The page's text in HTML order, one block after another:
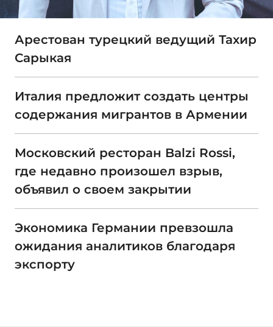
Арестован турецкий ведущий Тахир
Сарыкая
Италия предложит создать центры
содержания мигрантов в Армении
Московский ресторан Balzi Rossi,
где недавно произошел взрыв,
объявил о своем закрытии
Экономика Германии превзошла
ожидания аналитиков благодаря
экспорту